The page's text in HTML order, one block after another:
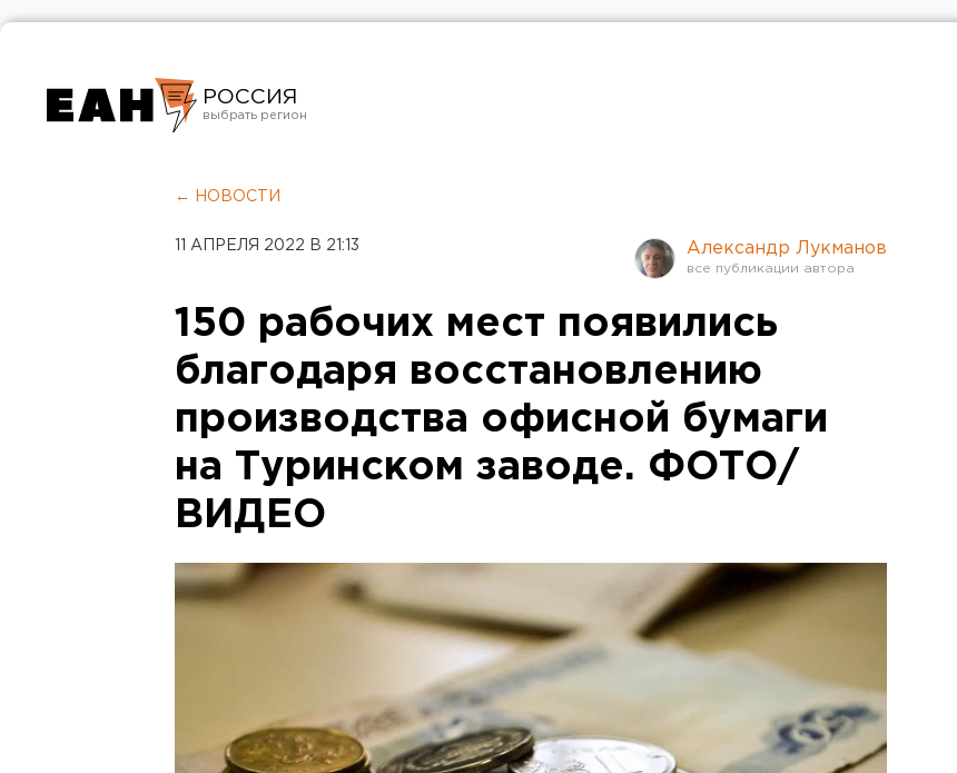
РОССИЯ
Челябинск
← НОВОСТИ
11 АПРЕЛЯ 2022 В 21:13 Александр Лукманов
150 рабочих мест появились
благодаря восстановлению
производства офисной бумаги
на Туринском заводе. ФОТО/
ВИДЕО